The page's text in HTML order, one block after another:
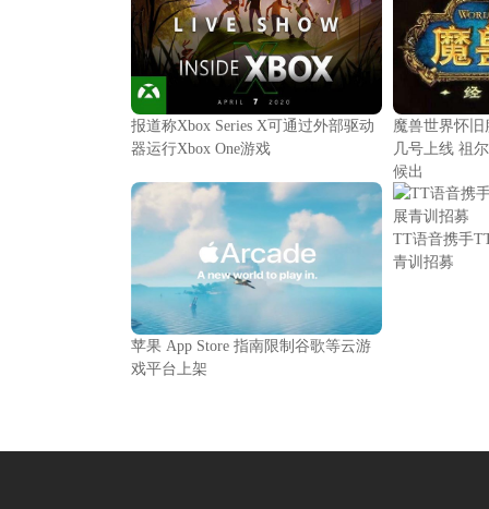
报道称Xbox Series X可通过外部驱动
器运行Xbox One游戏
魔兽世界怀
几号上线 祖
候出
苹果 App Store 指南限制谷歌等云游
戏平台上架
TT语音携手
青训招募